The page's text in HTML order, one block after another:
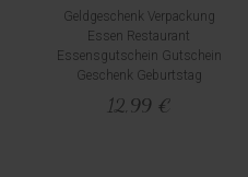
Geldgeschenk Verpackung
Essen Restaurant
Essensgutschein Gutschein
Geschenk Geburtstag
12,99 €